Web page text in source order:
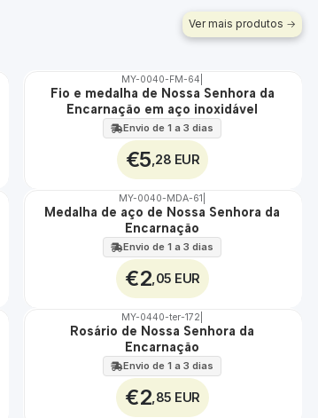
Ver mais produtos
ÁGUA
MY-0040-FM-64
Fio e medalha de Nossa Senhora da
Encarnação em aço inoxidável
Envio de 1 a 3 dias
€5 ,28 EUR
🇵🇹
MY-0040-MDA-61
Medalha de aço de Nossa Senhora da
Encarnação
Envio de 1 a 3 dias
€2 ,05 EUR
MY-0440-ter-172
Rosário de Nossa Senhora da
Encarnação
Envio de 1 a 3 dias
€2 ,85 EUR